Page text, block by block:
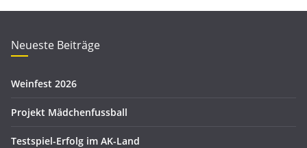
h
v
r
i
n
Neueste Beiträge
Weinfest 2026
Projekt Mädchenfussball
Testspiel-Erfolg im AK-Land